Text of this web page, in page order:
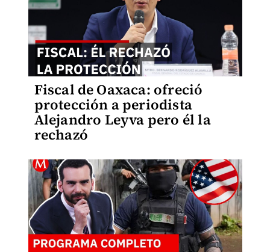
Fiscal de Oaxaca: ofreció
protección a periodista
Alejandro Leyva pero él la
rechazó